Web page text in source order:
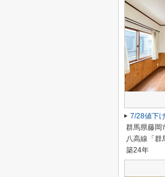
群馬県藤岡
八高線「群
築24年